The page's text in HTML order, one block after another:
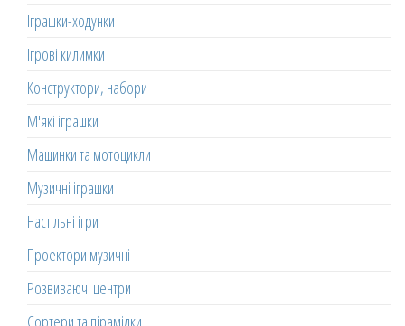
Іграшки-ходунки
Ігрові килимки
Конструктори, набори
М'які іграшки
Машинки та мотоцикли
Музичні іграшки
Настільні ігри
Проектори музичні
Розвиваючі центри